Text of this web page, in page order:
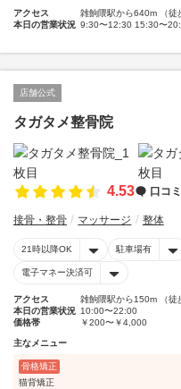
アクセス
雑餉隈駅から640m （徒
本日の営業状況 9:30〜12:30 15:30〜
店舗公式
タガタメ整骨院
4.53 口コミ
接骨・整骨 マッサージ 整体
21時以降OK 駐車場有
電子マネー決済可
アクセス
雑餉隈駅から150m （徒
本日の営業状況 10:00〜22:00
価格帯
￥200〜￥4,000
主なメニュー
骨格矯正
猫背矯正